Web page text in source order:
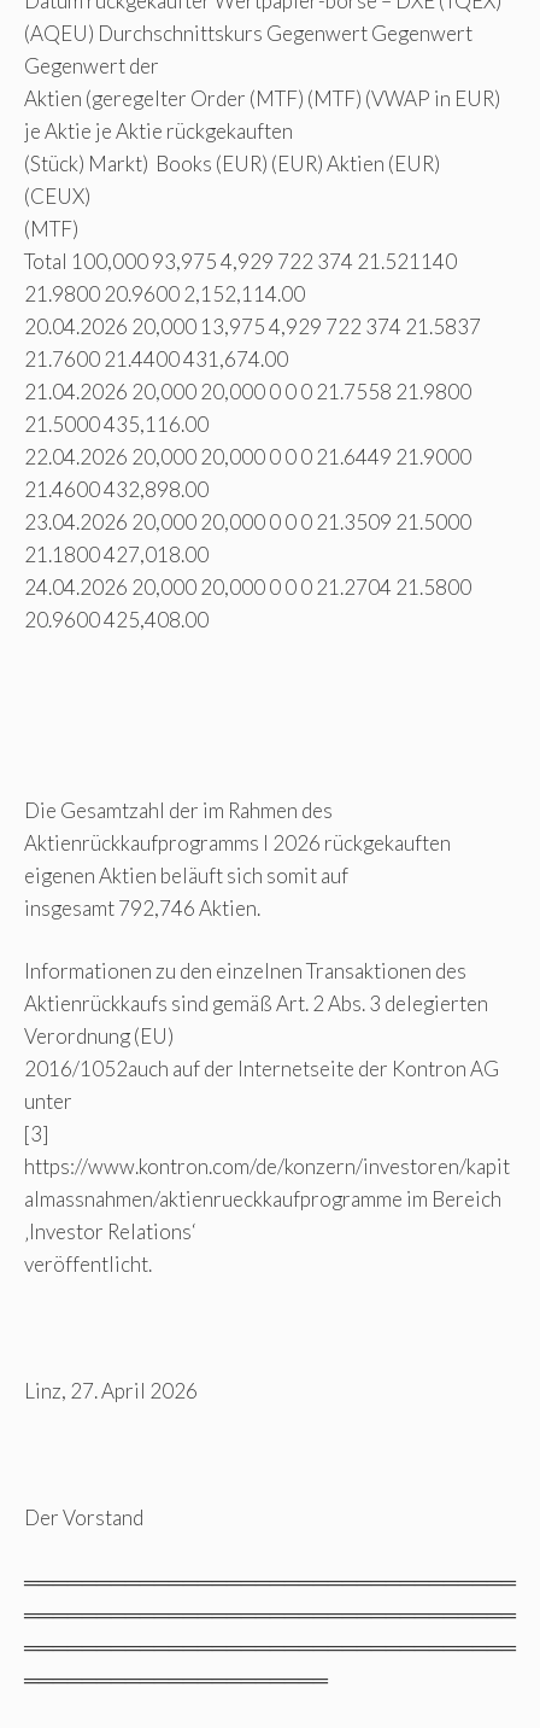
(AQEU) Durchschnittskurs Gegenwert Gegenwert
Gegenwert der
Aktien (geregelter Order (MTF) (MTF) (VWAP in EUR)
je Aktie je Aktie rückgekauften
(Stück) Markt) Books (EUR) (EUR) Aktien (EUR)
(CEUX)
(MTF)
Total 100,000 93,975 4,929 722 374 21.521140
21.9800 20.9600 2,152,114.00
20.04.2026 20,000 13,975 4,929 722 374 21.5837
21.7600 21.4400 431,674.00
21.04.2026 20,000 20,000 0 0 0 21.7558 21.9800
21.5000 435,116.00
22.04.2026 20,000 20,000 0 0 0 21.6449 21.9000
21.4600 432,898.00
23.04.2026 20,000 20,000 0 0 0 21.3509 21.5000
21.1800 427,018.00
24.04.2026 20,000 20,000 0 0 0 21.2704 21.5800
20.9600 425,408.00
Die Gesamtzahl der im Rahmen des
Aktienrückkaufprogramms I 2026 rückgekauften
eigenen Aktien beläuft sich somit auf
insgesamt 792,746 Aktien.
Informationen zu den einzelnen Transaktionen des
Aktienrückkaufs sind gemäß Art. 2 Abs. 3 delegierten
Verordnung (EU)
2016/1052auch auf der Internetseite der Kontron AG
unter
[3]
https://www.kontron.com/de/konzern/investoren/kapit
almassnahmen/aktienrueckkaufprogramme im Bereich
‚Investor Relations‘
veröffentlicht.
Linz, 27. April 2026
Der Vorstand
══════════════════════════════════
══════════════════════════════════
══════════════════════════════════
═════════════════════